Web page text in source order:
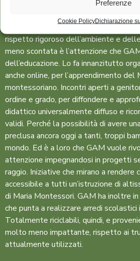
Preferenze
Cookie PolicyDichiarazione
importanti pedagogiste di tutti i
realizzazione dei propri prodotti, di
rispetto rigoroso dell’ambiente e
meno scontata è l’attenzione che
dell’educazione. Lo fa innanzitutto
anche online, per l’apprendimento del
montessoriano. Incontri aperti a
ordine e grado, per diffondere e
didattico universalmente diffuso e
validi. Perché la possibilità di avere
preclusa ancora oggi a tanti, troppi
mondo. Ed è a loro che GAM vuole
attenzione impegnandosi in progetti
raggio. Iniziative che mirano a rendere
accessibile a tutti un’istruzione di
di Maria Montessori. GAM ha inoltre
che punta a realizzare arredi
Totalmente riciclabili, quindi, e
molto meno impattante, rispetto ai
attualmente utilizzati.